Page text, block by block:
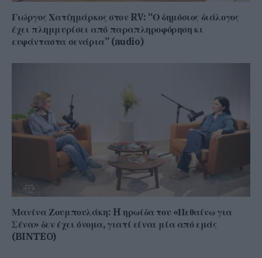
Γιώργος Χατζημάρκος στον RV: “Ο δημόσιος διάλογος
έχει πλημμυρίσει από παραπληροφόρηση κι
ευφάνταστα σενάρια” (audio)
Μανίνα Ζουμπουλάκη: H ηρωίδα του «Πεθαίνω για
Σένα» δεν έχει όνομα, γιατί είναι μία από εμάς
(BINTEO)